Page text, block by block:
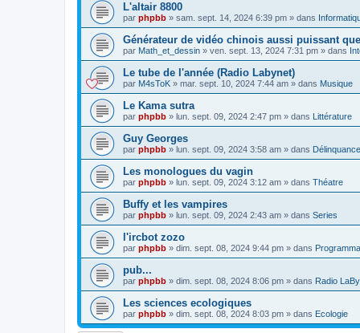
L'altair 8800
par phpbb » sam. sept. 14, 2024 6:39 pm » dans
Générateur de vidéo chinois aussi puissant
par Math_et_dessin » ven. sept. 13, 2024 7:31 pm » dans
Le tube de l'année (Radio Labynet)
par M4sToK » mar. sept. 10, 2024 7:44 am » dans Musique
Le Kama sutra
par phpbb » lun. sept. 09, 2024 2:47 pm » dans Littérature
Guy Georges
par phpbb » lun. sept. 09, 2024 3:58 am » dans Délinquance
Les monologues du vagin
par phpbb » lun. sept. 09, 2024 3:12 am » dans Théatre
Buffy et les vampires
par phpbb » lun. sept. 09, 2024 2:43 am » dans Series
l'ircbot zozo
par phpbb » dim. sept. 08, 2024 9:44 pm » dans
pub...
par phpbb » dim. sept. 08, 2024 8:06 pm » dans Radio
Les sciences ecologiques
par phpbb » dim. sept. 08, 2024 8:03 pm » dans Ecologie